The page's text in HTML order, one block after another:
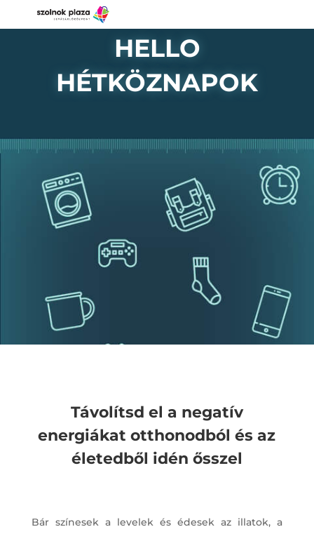
HELLO
HÉTKÖZNAPOK
Távolítsd el a negatív
energiákat otthonodból és az
életedből idén ősszel
Bár színesek a levelek és édesek az illatok, a